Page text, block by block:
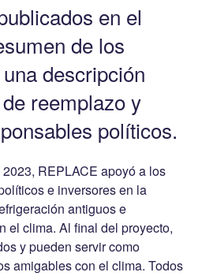
en el
de los
descripción
reemplazo y
políticos.
REPLACE apoyó a los
e inversores en la
antiguos e
el clima. Al final del proyecto,
y pueden servir como
amigables con el clima. Todos